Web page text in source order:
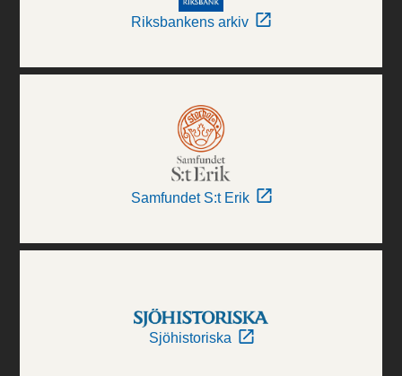
Riksbankens arkiv
Samfundet S:t Erik
Sjöhistoriska